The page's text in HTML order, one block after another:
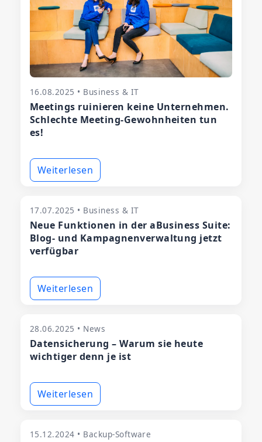
16.08.2025 • Business & IT
Meetings ruinieren keine Unternehmen.
Schlechte Meeting-Gewohnheiten tun
es!
Weiterlesen
17.07.2025 • Business & IT
Neue Funktionen in der aBusiness Suite:
Blog- und Kampagnenverwaltung jetzt
verfügbar
Weiterlesen
28.06.2025 • News
Datensicherung – Warum sie heute
wichtiger denn je ist
Weiterlesen
15.12.2024 • Backup-Software